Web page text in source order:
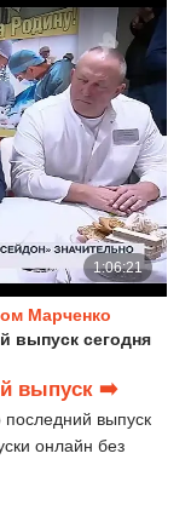
Марченко
выпуск сегодня
выпуск ➡️
выпуск
онлайн без